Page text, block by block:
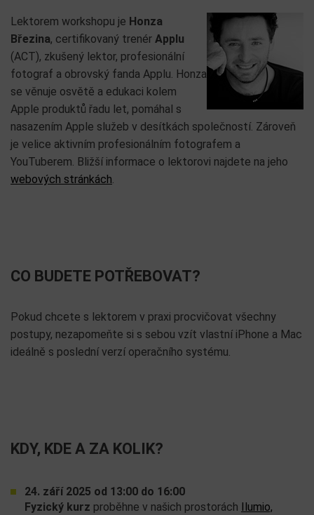
Lektorem workshopu je Honza
Březina, certifikovaný trenér Applu
(ACT), zkušený lektor, profesionální
fotograf a obrovský fanda Applu. Honza
se věnuje osvětě a edukaci kolem
Apple produktů řadu let, pomáhal s
nasazením Apple služeb v desítkách společností. Zároveň
je velice aktivním profesionálním fotografem a
YouTuberem. Bližší informace o lektorovi najdete na jeho
webových stránkách.
CO BUDETE POTŘEBOVAT?
Pokud chcete s lektorem v praxi procvičovat všechny
postupy, nezapomeňte si s sebou vzít vlastní iPhone a Mac
ideálně s poslední verzí operačního systému.
KDY, KDE A ZA KOLIK?
24. září 2025 od 13:00 do 16:00
Fyzický kurz proběhne v našich prostorách Ilumio,